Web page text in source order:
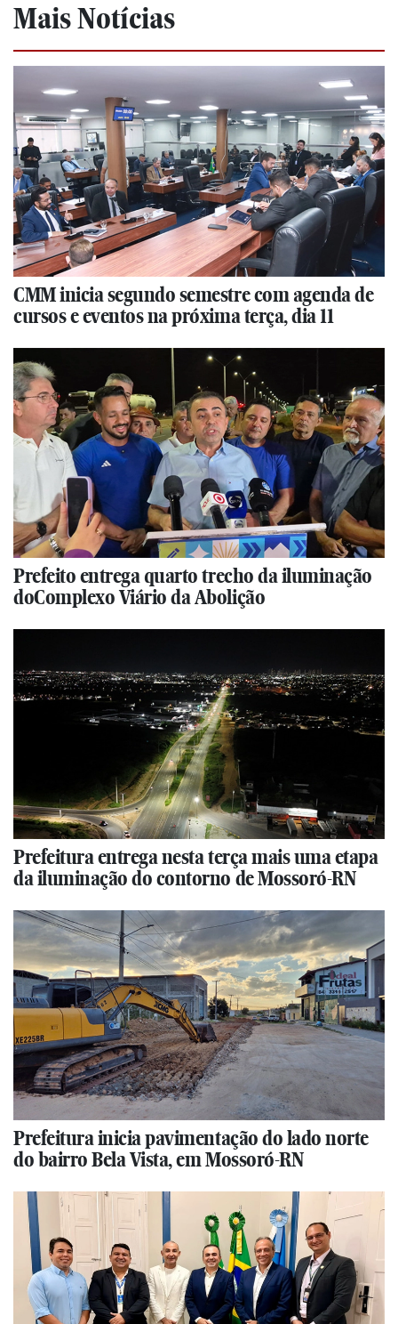
Mais Notícias
CMM inicia segundo semestre com agenda de
cursos e eventos na próxima terça, dia 11
Prefeito entrega quarto trecho da iluminação
doComplexo Viário da Abolição
Prefeitura entrega nesta terça mais uma etapa
da iluminação do contorno de Mossoró-RN
Prefeitura inicia pavimentação do lado norte
do bairro Bela Vista, em Mossoró-RN